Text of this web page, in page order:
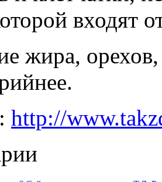
входят
жира,
http://